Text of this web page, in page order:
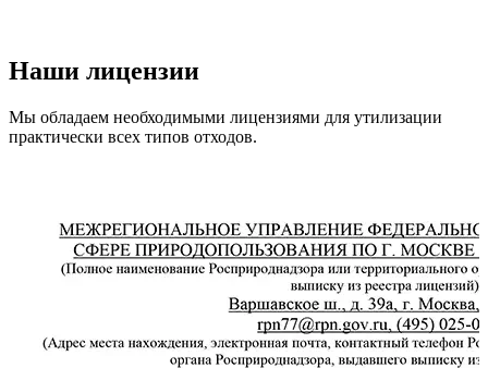
Наши лицензии
Мы обладаем необходимыми лицензиями для утилизации
практически всех типов отходов.